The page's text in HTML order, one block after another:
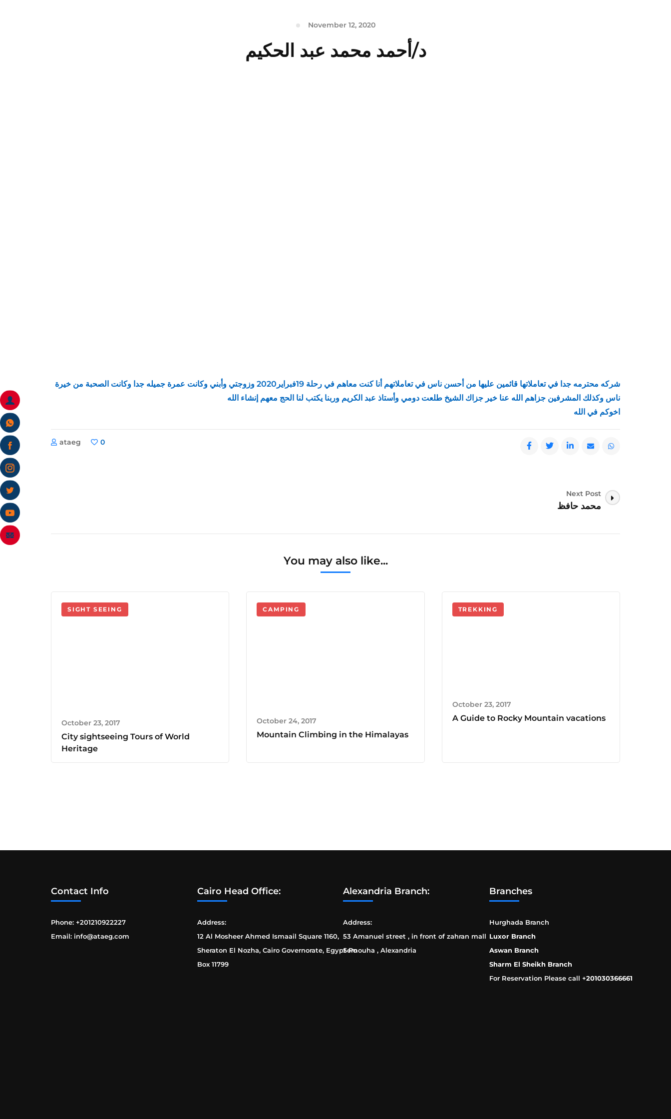
November 12, 2020
د/أحمد محمد عبد الحكيم
شركه محترمه جدا في تعاملاتها قائمين عليها من أحسن ناس في تعاملاتهم أنا كنت معاهم في رحلة 19فبراير2020 وزوجتي وأبني وكانت عمرة جميله جدا وكانت الصحبة من خيرة
ناس وكذلك المشرفين جزاهم الله عنا خير جزاك الشيخ طلعت دومي وأستاذ عبد الكريم وربنا يكتب لنا الحج معهم إنشاء الله
اخوكم في الله
ataeg 0
Next Post
محمد حافظ
You may also like...
SIGHT SEEING
October 23, 2017
City sightseeing Tours of World
Heritage
CAMPING
October 24, 2017
Mountain Climbing in the Himalayas
TREKKING
October 23, 2017
A Guide to Rocky Mountain vacations
Contact Info
Phone: +201210922227
Email: info@ataeg.com
Cairo Head Office:
Address:
12 Al Mosheer Ahmed Ismaail Square 1160,
Sheraton El Nozha, Cairo Governorate, Egypt Po
Box 11799
Alexandria Branch:
Address:
53 Amanuel street , in front of zahran mall
Semouha , Alexandria
Branches
Hurghada Branch
Luxor Branch
Aswan Branch
Sharm El Sheikh Branch
For Reservation Please call +201030366661